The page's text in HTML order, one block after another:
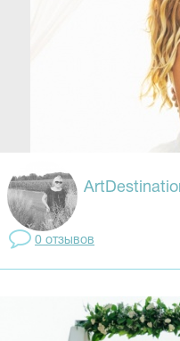
0 отзывов